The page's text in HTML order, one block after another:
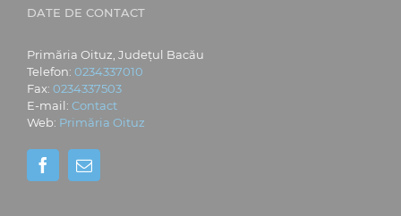
DATE DE CONTACT
Primăria Oituz, Județul Bacău
Telefon: 0234337010
Fax: 0234337503
E-mail: Contact
Web: Primăria Oituz